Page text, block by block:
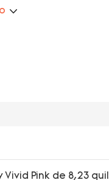
Pink de 8,23